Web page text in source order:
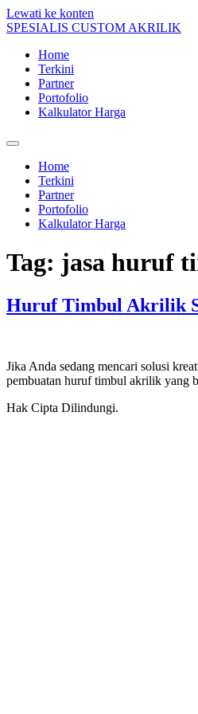
Lewati ke konten
SPESIALIS CUSTOM AKRILIK
Home
Terkini
Partner
Portofolio
Kalkulator Harga
Home
Terkini
Partner
Portofolio
Kalkulator Harga
Tag: jasa huruf
Huruf Timbul Akrilik
Jika Anda sedang mencari solusi
pembuatan huruf timbul akrilik yang
Hak Cipta Dilindungi.